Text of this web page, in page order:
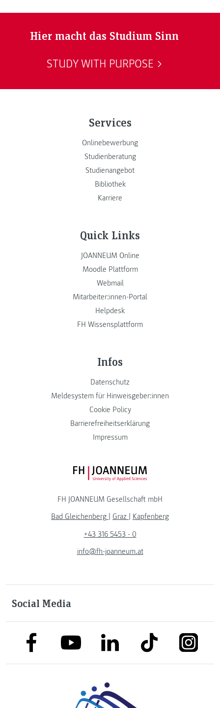
Hier macht das Studium Sinn
STUDY WITH PURPOSE
Services
Onlinebewerbung
Studienberatung
Studienangebot
Bibliothek
Karriere
Quick Links
JOANNEUM Online
Moodle Plattform
Webmail
Mitarbeiter:innen-Portal
Helpdesk
FH Wissensplattform
Infos
Datenschutz
Meldesystem für Hinweisgeber:innen
Cookie Policy
Barrierefreiheitserklärung
Impressum
FH JOANNEUM Logo
FH JOANNEUM Gesellschaft mbH
Bad Gleichenberg
Graz
Kapfenberg
+43 316 5453 - 0
info@fh-joanneum.at
Social Media
link to facebooklink to youtubelink to linkedinlink to tiktok